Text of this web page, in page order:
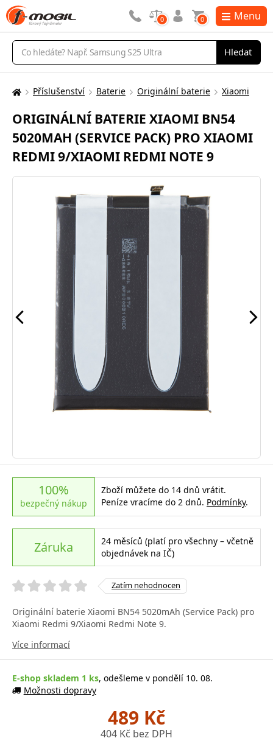
Vyhledávání
Hledat
0 0 Menu
Zde
nacházíte:
Příslušenství Baterie Originální baterie Xiaomi
ORIGINÁLNÍ BATERIE XIAOMI BN54
5020MAH (SERVICE PACK) PRO XIAOMI
REDMI 9/XIAOMI REDMI NOTE 9
100%
bezpečný nákup
Zboží můžete do 14 dnů vrátit.
Peníze vracíme do 2 dnů. Podmínky.
Záruka
24 měsíců (platí pro všechny – včetně
objednávek na IČ)
Zatím nehodnocen
Originální baterie Xiaomi BN54 5020mAh (Service Pack) pro
Xiaomi Redmi 9/Xiaomi Redmi Note 9.
Více informací
E-shop skladem 1 ks, odešleme v pondělí 10. 08.
Možnosti dopravy
489 Kč
404 Kč bez DPH